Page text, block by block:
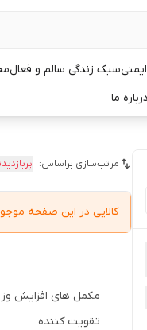
سبک زندگی سالم و فعال
درباره ما
مرتب‌سازی براساس:
کالایی در این صفحه
مکمل های افزایش
تقویت کننده